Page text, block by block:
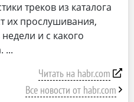
треков из каталога
их прослушивания,
и с какого
Читать на habr.com
Все новости от habr.com